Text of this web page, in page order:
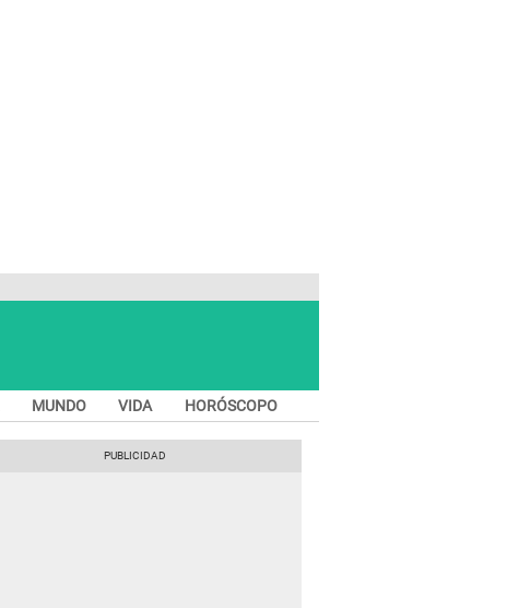
MUNDO VIDA HORÓSCOPO